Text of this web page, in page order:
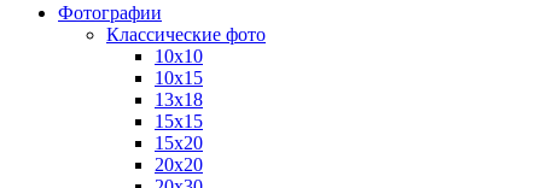
Фотографии
Классические фото
10х10
10х15
13х18
15х15
15х20
20х20